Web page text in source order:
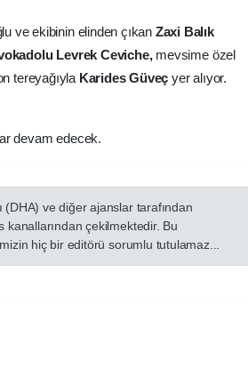
ve ekibinin elinden çıkan Zaxi Balık
Levrek Ceviche, mevsime özel
tereyağıyla Karides Güveçyer alıyor.
devam edecek.
(DHA) ve diğer ajanslar tarafından
çekilmektedir. Bu
hiç bir editörü sorumlu tutulamaz...